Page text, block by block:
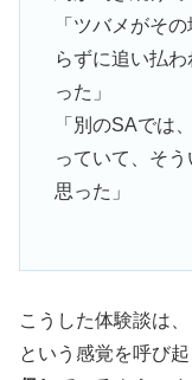
「ツバメがそ
らずに追い払
った」
「別のSAでは
っていて、そ
思った」
こうした体験談は
という感覚を呼び起